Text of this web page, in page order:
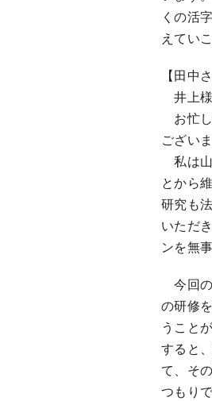
くの活
えてい
【田中
井上様
お忙し
ござい
私は山
とから
研究も
いただ
ンを無
今回の
の研修
うこと
すると
て、そ
つもり